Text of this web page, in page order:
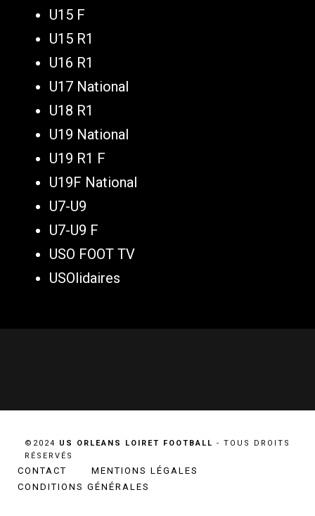
U15 F
U15 R1
U16 R1
U17 National
U18 R1
U19 National
U19 R1 F
U19F National
U7-U9
U7-U9 F
USO FOOT TV
USOlidaires
©2024 US ORLEANS LOIRET FOOTBALL - TOUS DROITS
RÉSERVÉS
CONTACT
MENTIONS LÉGALES
CONDITIONS GÉNÉRALES